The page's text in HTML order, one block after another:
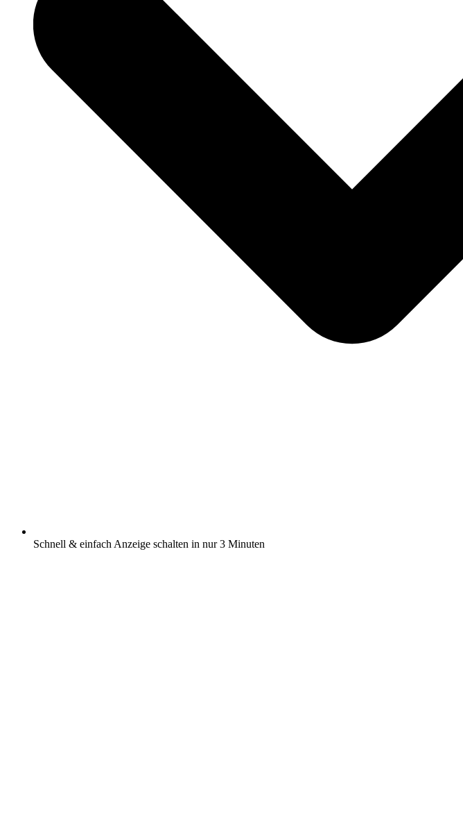
Schnell & einfach Anzeige schalten in nur 3 Minuten